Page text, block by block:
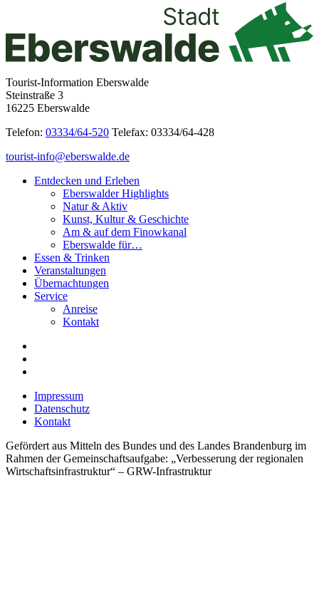
Tourist-Information Eberswalde
Steinstraße 3
16225 Eberswalde
Telefon: 03334/64-520 Telefax: 03334/64-428
tourist-info@eberswalde.de
Entdecken und Erleben
Eberswalder Highlights
Natur & Aktiv
Kunst, Kultur & Geschichte
Am & auf dem Finowkanal
Eberswalde für…
Essen & Trinken
Veranstaltungen
Übernachtungen
Service
Anreise
Kontakt
Impressum
Datenschutz
Kontakt
Gefördert aus Mitteln des Bundes und des Landes Brandenburg im
Rahmen der Gemeinschaftsaufgabe: „Verbesserung der regionalen
Wirtschaftsinfrastruktur“ – GRW-Infrastruktur